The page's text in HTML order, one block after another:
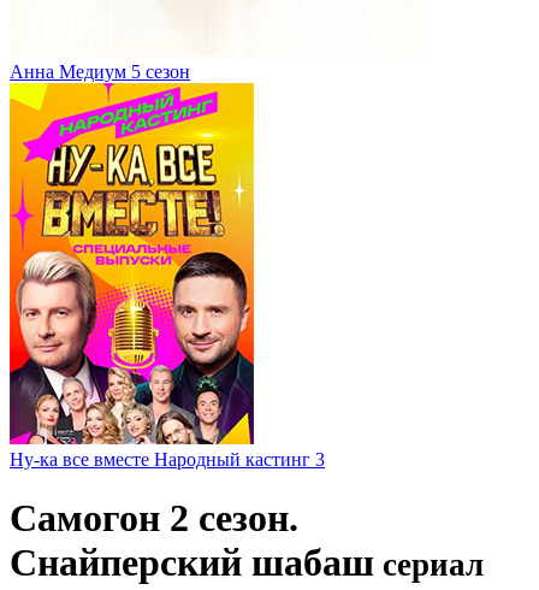
Анна Медиум 5 сезон
Ну-ка все вместе Народный кастинг 3
Самогон 2 сезон.
Снайперский шабаш сериал